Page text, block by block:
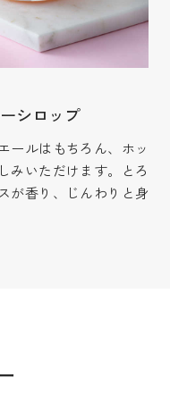
シロップ
ールはもちろん、ホッ
みいただけます。とろ
が香り、じんわりと身